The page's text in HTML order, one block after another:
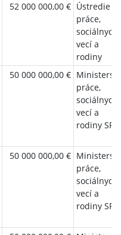
52 000 000,00 € Ústredie
práce,
sociálnych
vecí a
rodiny
50 000 000,00 €
práce,
sociálnych
vecí a
rodiny SR
50 000 000,00 €
práce,
sociálnych
vecí a
rodiny SR